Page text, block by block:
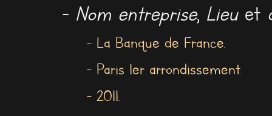
- Nom entreprise, Lieuet
- La Banque de France.
- Paris 1er arrondissement.
- 2011.